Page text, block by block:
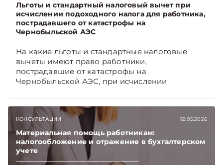
Льготы и стандартный налоговый вычет при
исчислении подоходного налога для работника,
пострадавшего от катастрофы на
Чернобыльской АЭС
На какие льготы и стандартные налоговые
вычеты имеют право работники,
пострадавшие от катастрофы на
Чернобыльской АЭС, при исчислении
Подписывайтесь на Telegram‑канал и Viber,
чтобы не пропускать новые статьи
TelegramViber
КОНСУЛЬТАЦИИ 12.05.2026
Материальная помощь работникам:
налогообложение и отражение в бухгалтерском
учете